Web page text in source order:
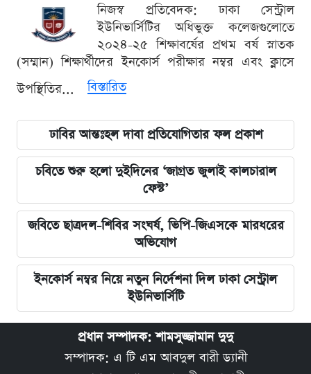
নিজস্ব প্রতিবেদক: ঢাকা সেন্ট্রাল
ইউনিভার্সিটির অধিভুক্ত কলেজগুলোতে
২০২৪-২৫ শিক্ষাবর্ষের প্রথম বর্ষ স্নাতক
(সম্মান) শিক্ষার্থীদের ইনকোর্স পরীক্ষার নম্বর এবং ক্লাসে
উপস্থিতির...
বিস্তারিত
ঢাবির আন্তঃহল দাবা প্রতিযোগিতার ফল প্রকাশ
চবিতে শুরু হলো দুইদিনের ‘জাগ্রত জুলাই কালচারাল
ফেস্ট’
জবিতে ছাত্রদল-শিবির সংঘর্ষ, ভিপি-জিএসকে মারধরের
অভিযোগ
ইনকোর্স নম্বর নিয়ে নতুন নির্দেশনা দিল ঢাকা সেন্ট্রাল
ইউনিভার্সিটি
প্রধান সম্পাদক: শামসুজ্জামান দুদু
সম্পাদক: এ টি এম আবদুল বারী ড্যানী